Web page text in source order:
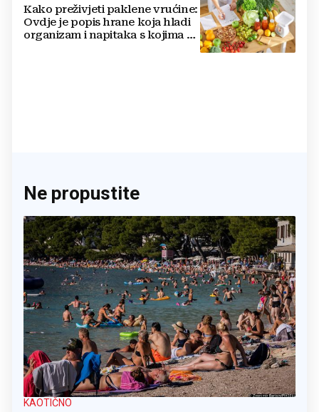
Kako preživjeti paklene vrućine:
Ovdje je popis hrane koja hladi
organizam i napitaka s kojima si
Ne propustite
KAOTIČNO